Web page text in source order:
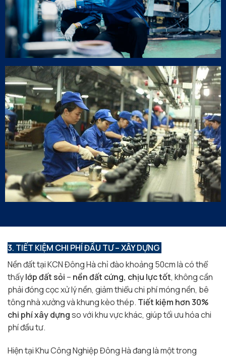
3. TIẾT KIỆM CHI PHÍ ĐẦU TƯ – XÂY DỰNG
Nền đất tại KCN Đông Hà chỉ đào khoảng 50cm là có thể
thấylớp đất sỏi – nền đất cứng, chịu lực tốt, không cần
phải đóng cọc xử lý nền, giảm thiểu chi phí móng nền, bê
tông nhà xưởng và khung kèo thép. Tiết kiệm hơn 30%
chi phí xây dựngso với khu vực khác, giúp tối ưu hóa chi
phí đầu tư.
Hiện tại Khu Công Nghiệp Đông Hà đang là một trong